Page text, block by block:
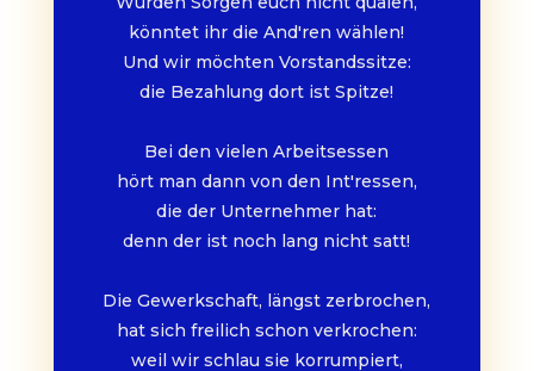
könntet ihr die And'ren wählen!
Und wir möchten Vorstandssitze:
die Bezahlung dort ist Spitze!
Bei den vielen Arbeitsessen
hört man dann von den Int'ressen,
die der Unternehmer hat:
denn der ist noch lang nicht satt!
Die Gewerkschaft, längst zerbrochen,
hat sich freilich schon verkrochen:
weil wir schlau sie korrumpiert,